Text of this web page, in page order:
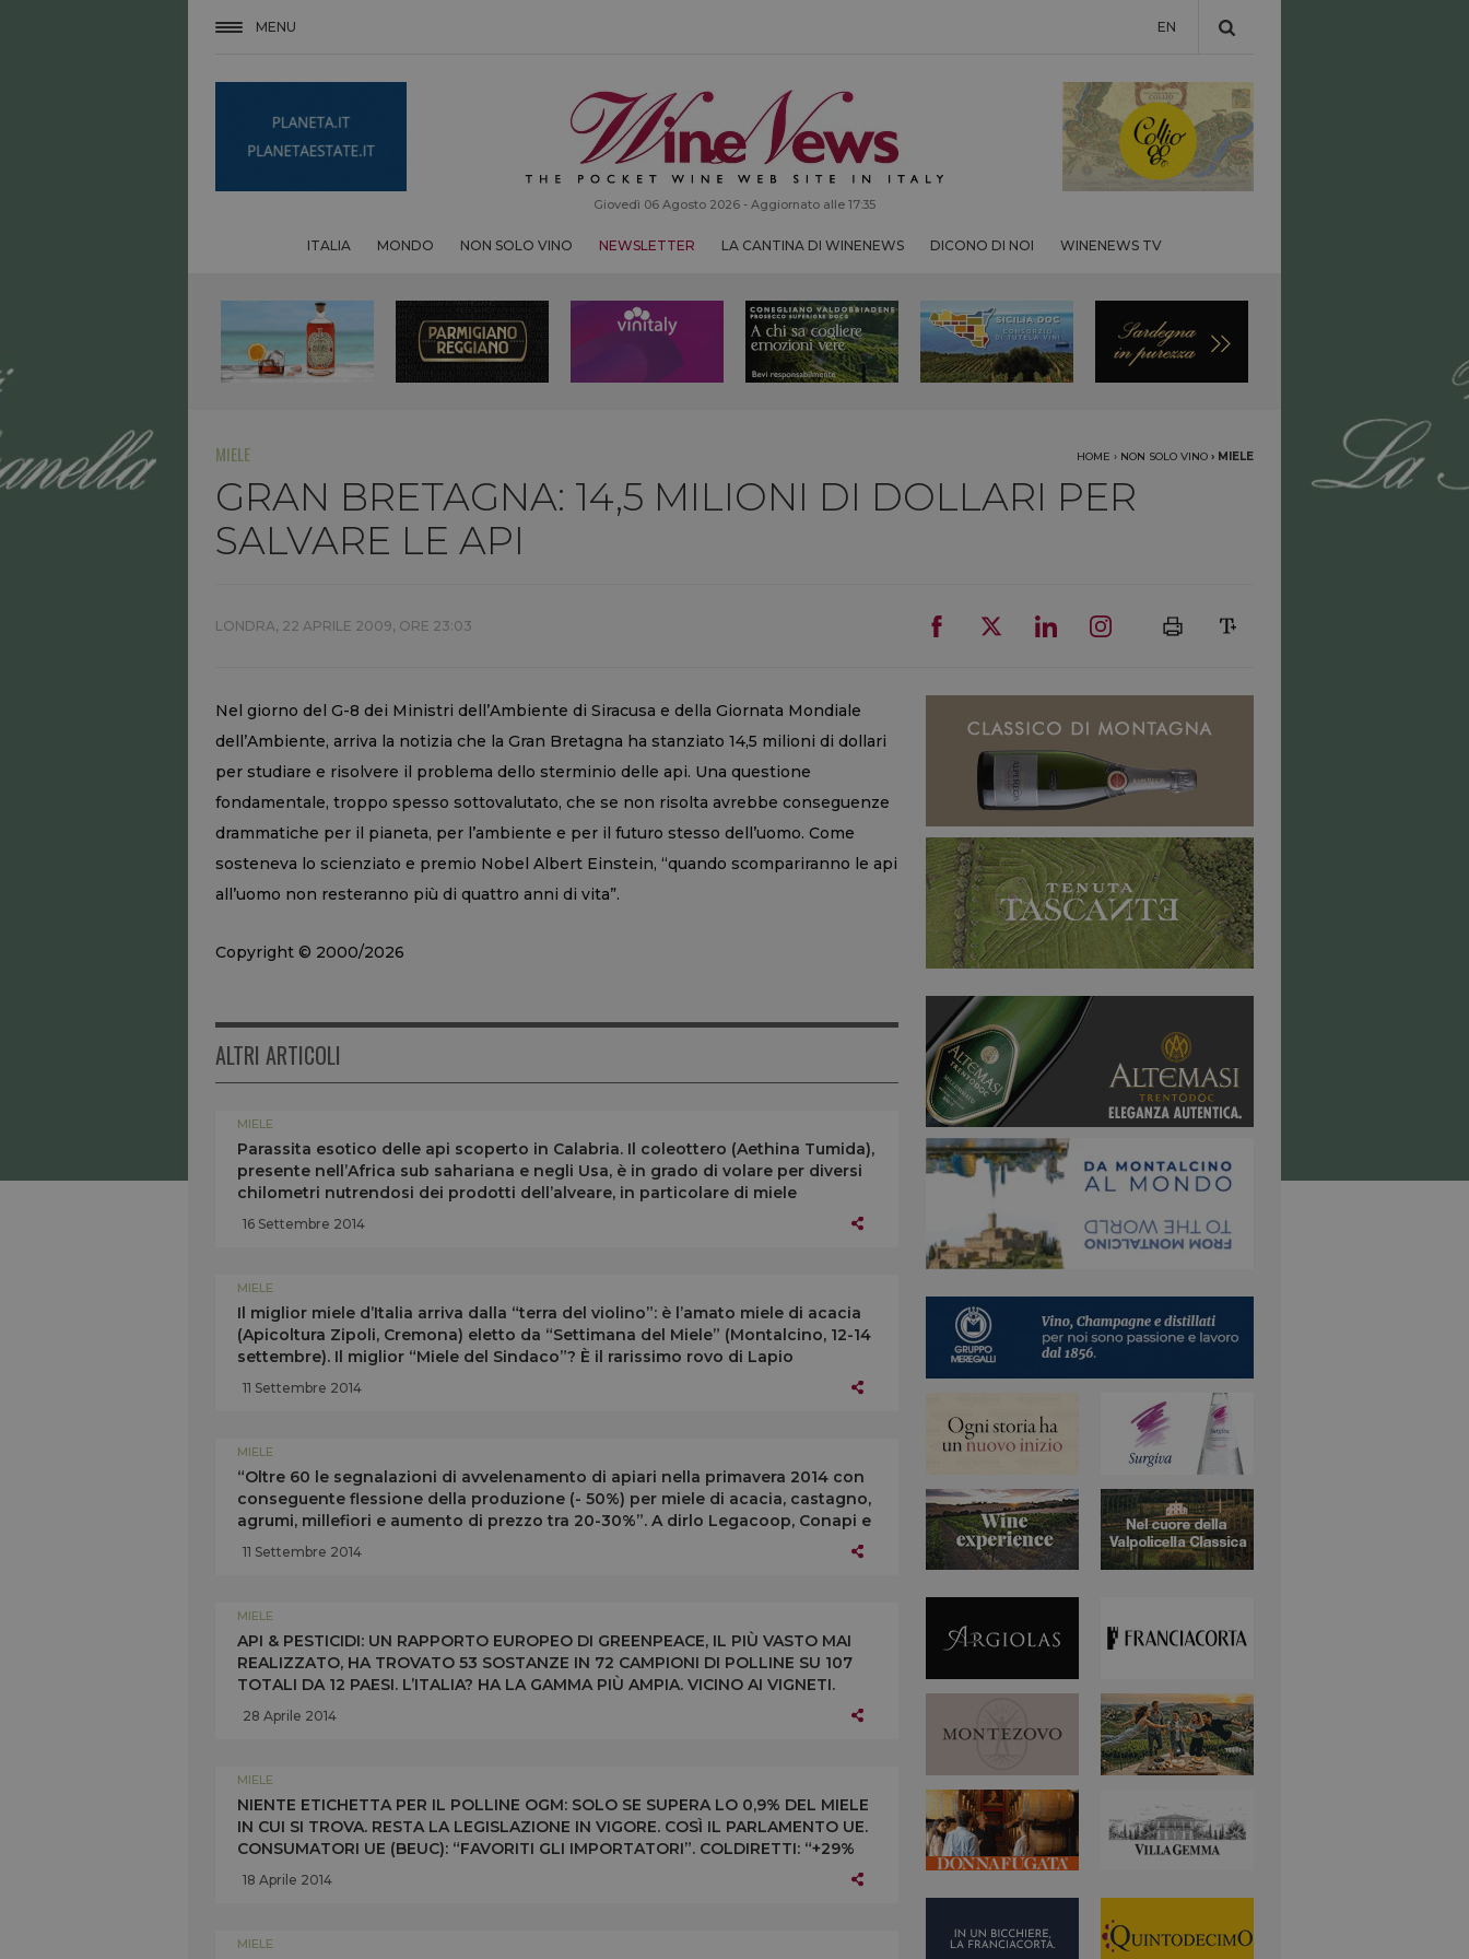
MENU EN
Giovedì 06 Agosto 2026 - Aggiornato alle 17:35
ITALIA MONDO NON SOLO VINO NEWSLETTER LA CANTINA DI WINENEWS DICONO DI NOI WINENEWS TV
MIELE HOME › NON SOLO VINO › MIELE
GRAN BRETAGNA: 14,5 MILIONI DI DOLLARI PER
SALVARE LE API
LONDRA, 22 APRILE 2009, ORE 23:03
Nel giorno del G-8 dei Ministri dell’Ambiente di Siracusa e della Giornata Mondiale
dell’Ambiente, arriva la notizia che la Gran Bretagna ha stanziato 14,5 milioni di dollari
per studiare e risolvere il problema dello sterminio delle api. Una questione
fondamentale, troppo spesso sottovalutato, che se non risolta avrebbe conseguenze
drammatiche per il pianeta, per l’ambiente e per il futuro stesso dell’uomo. Come
sosteneva lo scienziato e premio Nobel Albert Einstein, “quando scompariranno le api
all’uomo non resteranno più di quattro anni di vita”.
Copyright © 2000/2026
ALTRI ARTICOLI
MIELE
Parassita esotico delle api scoperto in Calabria. Il coleottero (Aethina Tumida),
presente nell’Africa sub sahariana e negli Usa, è in grado di volare per diversi
chilometri nutrendosi dei prodotti dell’alveare, in particolare di miele
16 Settembre 2014
MIELE
Il miglior miele d’Italia arriva dalla “terra del violino”: è l’amato miele di acacia
(Apicoltura Zipoli, Cremona) eletto da “Settimana del Miele” (Montalcino, 12-14
settembre). Il miglior “Miele del Sindaco”? È il rarissimo rovo di Lapio
(Campania)
11 Settembre 2014
MIELE
“Oltre 60 le segnalazioni di avvelenamento di apiari nella primavera 2014 con
conseguente flessione della produzione (- 50%) per miele di acacia, castagno,
agrumi, millefiori e aumento di prezzo tra 20-30%”. A dirlo Legacoop, Conapi e
Unaapi
11 Settembre 2014
MIELE
API & PESTICIDI: UN RAPPORTO EUROPEO DI GREENPEACE, IL PIÙ VASTO MAI
REALIZZATO, HA TROVATO 53 SOSTANZE IN 72 CAMPIONI DI POLLINE SU 107
TOTALI DA 12 PAESI. L’ITALIA? HA LA GAMMA PIÙ AMPIA. VICINO AI VIGNETI.
PANELLA: “MODELLO AGRICOLO DEVE CAMBIARE”
28 Aprile 2014
MIELE
NIENTE ETICHETTA PER IL POLLINE OGM: SOLO SE SUPERA LO 0,9% DEL MIELE
IN CUI SI TROVA. RESTA LA LEGISLAZIONE IN VIGORE. COSÌ IL PARLAMENTO UE.
CONSUMATORI UE (BEUC): “FAVORITI GLI IMPORTATORI”. COLDIRETTI: “+29%
NEL 2013 L’IMPORT DI MIELE CINESE OGM”
18 Aprile 2014
MIELE